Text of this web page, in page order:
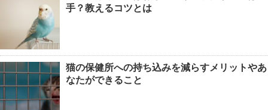
夢の内容で見る未来の暗示
女性のベスト着こなし術・おしゃれ上
級者になれるベストのコーデ
手？教えるコツとは
猫の保健所への持ち込みを減らすメリットやあ
なたができること